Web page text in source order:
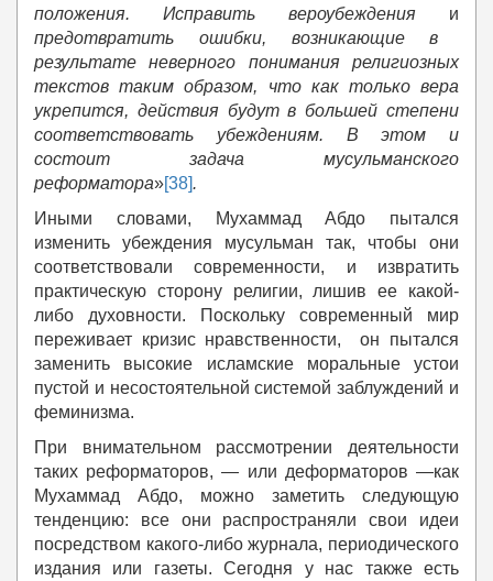
положения. Исправить вероубеждения и
предотвратить ошибки, возникающие в
результате неверного понимания религиозных
текстов таким образом, что как только вера
укрепится, действия будут в большей степени
соответствовать убеждениям. В этом и
состоит задача мусульманского
реформатора»[38].
Иными словами, Мухаммад Абдо пытался
изменить убеждения мусульман так, чтобы они
соответствовали современности, и извратить
практическую сторону религии, лишив ее какой-
либо духовности. Поскольку современный мир
переживает кризис нравственности, он пытался
заменить высокие исламские моральные устои
пустой и несостоятельной системой заблуждений и
феминизма.
При внимательном рассмотрении деятельности
таких реформаторов, — или деформаторов —как
Мухаммад Абдо, можно заметить следующую
тенденцию: все они распространяли свои идеи
посредством какого-либо журнала, периодического
издания или газеты. Сегодня у нас также есть